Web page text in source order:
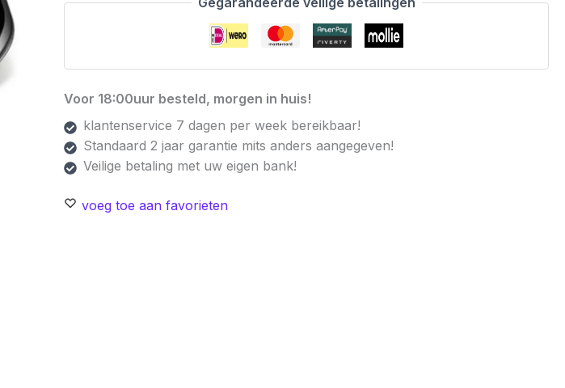
Unmanaged
Ethernet
Mbps)
aantal
Voor 18:00uur besteld, morgen in huis!
klantenservice 7 dagen per week bereikbaar!
Standaard 2 jaar garantie mits anders aangegeven!
Veilige betaling met uw eigen bank!
voeg toe aan favorieten